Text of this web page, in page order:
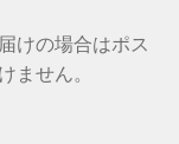
けの場合はポス
ません。